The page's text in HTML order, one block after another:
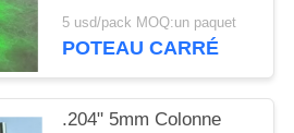
Couleur flèche allumée
Nocks avec bouton de
5 usd/pack MOQ:un paquet
POTEAU CARRÉ
.204" 5mm Colonne